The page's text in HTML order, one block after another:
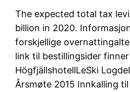
The expected total tax
billion in 2020.
forskjellige
link til bestillingsider
HögfjällshotellLeSki
Årsmøte 2015 Innkalling